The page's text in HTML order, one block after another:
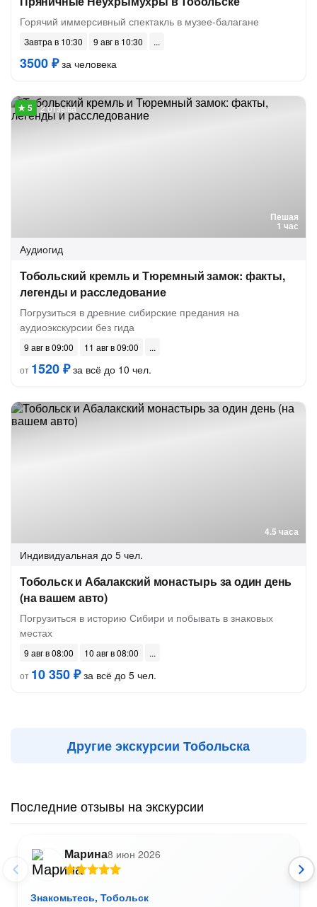
Горячий иммерсивный спектакль в музее-балагане
Завтра в 10:30 9 авг в 10:30
3500 ₽за человека
Пешая
1 час
2 отзыва
Аудиогид
Тобольский кремль и Тюремный замок: факты,
легенды и расследование
Погрузиться в древние сибирские предания на
аудиоэкскурсии без гида
9 авг в 09:00
11 авг в 09:00
от 1520 ₽за всё до 10 чел.
4.5 часа
Индивидуальная до 5 чел.
Тобольск и Абалакский монастырь за один день
(на вашем авто)
Погрузиться в историю Сибири и побывать в знаковых
местах
9 авг в 08:00
10 авг в 08:00
от 10 350 ₽за всё до 5 чел.
Другие экскурсии Тобольска
Последние отзывы на экскурсии
Марина8 июн 2026
Знакомьтесь, Тобольск